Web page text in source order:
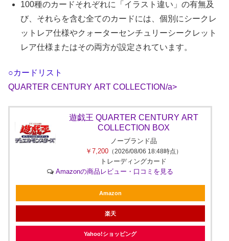
100種のカードそれぞれに「イラスト違い」の有無及
び、それらを含む全てのカードには、個別にシークレ
ットレア仕様やクォーターセンチュリーシークレット
レア仕様またはその両方が設定されています。
○カードリスト
QUARTER CENTURY ART COLLECTION/a>
遊︎戯︎王 QUARTER CENTURY ART
COLLECTION BOX
ノーブランド品
￥7,200（2026/08/06 18:48時点）
トレーディングカード
Amazonの商品レビュー・口コミを見る
Amazon
楽天
Yahoo!ショッピング